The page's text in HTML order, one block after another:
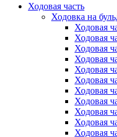
Ходовая часть
Ходовка на
Ходовая
Ходовая
Ходовая
Ходовая
Ходовая
Ходовая
Ходовая
Ходовая
Ходовая
Ходовая
Ходовая